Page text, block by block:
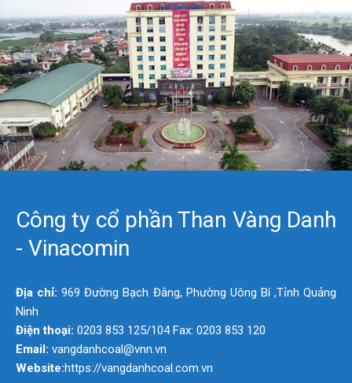
Công ty cổ phần Than Vàng Danh
- Vinacomin
Địa chỉ: 969 Đường Bạch Đằng, Phường Uông Bí ,Tỉnh Quảng
Ninh
Điện thoại: 0203 853 125/104 Fax: 0203 853 120
Email: vangdanhcoal@vnn.vn
Website:https://vangdanhcoal.com.vn